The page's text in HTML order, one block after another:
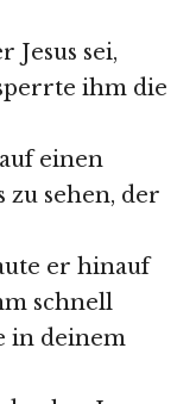
Jesus sei,
ihm die
einen
zu sehen, der
er hinauf
schnell
in deinem